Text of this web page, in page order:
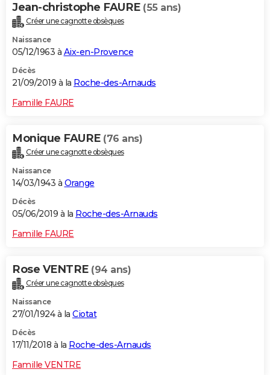
Jean-christophe FAURE (55 ans)
Créer une cagnotte obsèques
Naissance
05/12/1963 à Aix-en-Provence
Décès
21/09/2019 à la Roche-des-Arnauds
Famille FAURE
Monique FAURE (76 ans)
Créer une cagnotte obsèques
Naissance
14/03/1943 à Orange
Décès
05/06/2019 à la Roche-des-Arnauds
Famille FAURE
Rose VENTRE (94 ans)
Créer une cagnotte obsèques
Naissance
27/01/1924 à la Ciotat
Décès
17/11/2018 à la Roche-des-Arnauds
Famille VENTRE